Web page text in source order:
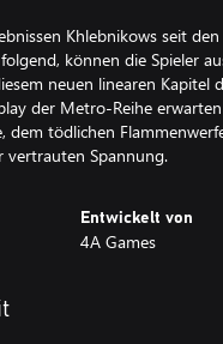
Khlebnikows seit
können die Spieler
neuen linearen Kapitel
der Metro-Reihe
dem tödlichen
vertrauten Spannung.
Entwickelt von
4A Games